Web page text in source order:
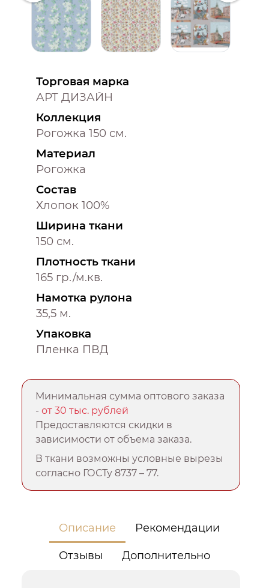
Торговая марка
АРТ ДИЗАЙН
Коллекция
Рогожка 150 см.
Материал
Рогожка
Состав
Хлопок 100%
Ширина ткани
150 см.
Плотность ткани
165 гр./м.кв.
Намотка рулона
35,5 м.
Упаковка
Пленка ПВД
Минимальная сумма оптового заказа
-от 30 тыс. рублей
Предоставляются скидки в
зависимости от объема заказа.
В ткани возможны условные вырезы
согласно ГОСТу 8737 – 77.
Описание Рекомендации
Отзывы Дополнительно